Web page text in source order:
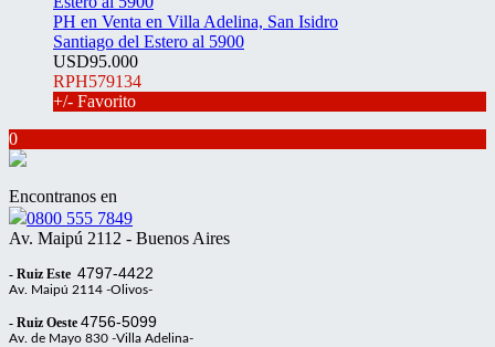
PH en Venta en Villa Adelina, San Isidro
Santiago del Estero al 5900
USD95.000
RPH579134
+/- Favorito
0
Encontranos en
0800 555 7849
Av. Maipú 2112 - Buenos Aires
- Ruiz Este 4797-4422
Av. Maipú 2114 -Olivos-
- Ruiz Oeste 4756-5099
Av. de Mayo 830 -Villa Adelina-